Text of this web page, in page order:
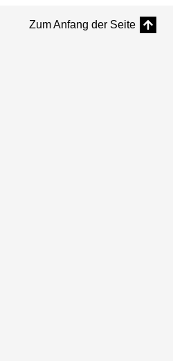
Zum Anfang der Seite